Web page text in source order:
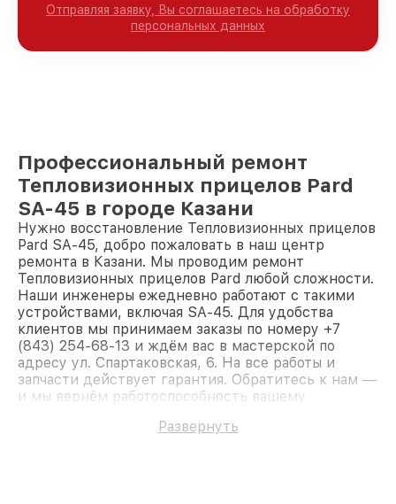
Отправляя заявку, Вы соглашаетесь на обработку
персональных данных
Профессиональный ремонт
Тепловизионных прицелов Pard
SA-45 в городе Казани
Нужно восстановление Тепловизионных прицелов
Pard SA-45, добро пожаловать в наш центр
ремонта в Казани. Мы проводим ремонт
Тепловизионных прицелов Pard любой сложности.
Наши инженеры ежедневно работают с такими
устройствами, включая SA-45. Для удобства
клиентов мы принимаем заказы по номеру +7
(843) 254-68-13 и ждём вас в мастерской по
адресу ул. Спартаковская, 6. На все работы и
запчасти действует гарантия. Обратитесь к нам —
и мы вернём работоспособность вашему
Развернуть